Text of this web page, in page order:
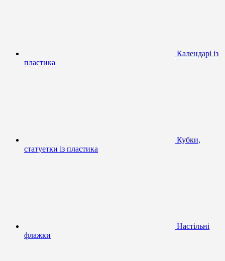
Календарі із
пластика
Кубки,
статуетки із пластика
Настільні
флажки